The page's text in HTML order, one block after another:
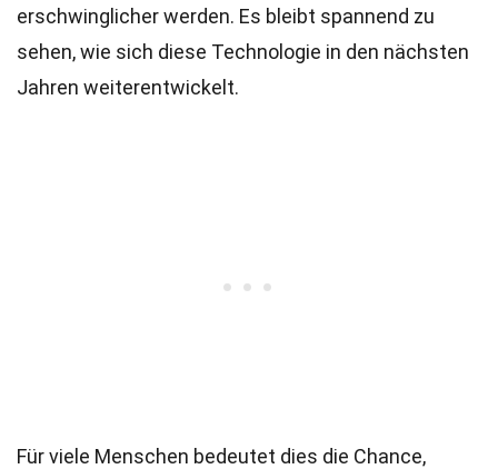
erschwinglicher werden. Es bleibt spannend zu
sehen, wie sich diese Technologie in den nächsten
Jahren weiterentwickelt.
Für viele Menschen bedeutet dies die Chance,